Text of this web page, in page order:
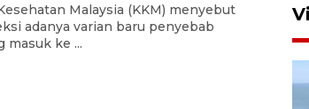
Malaysia (KKM) menyebut
adanya varian baru penyebab
masuk ke ...